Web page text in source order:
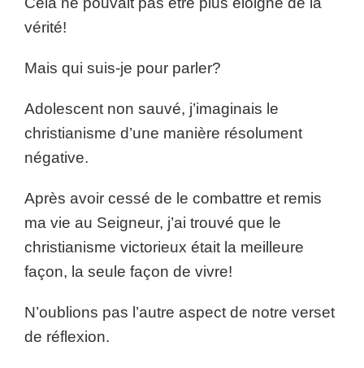
vérité!
Mais qui suis-je pour parler?
Adolescent non sauvé, j’imaginais le
christianisme d’une manière résolument
négative.
Après avoir cessé de le combattre et remis
ma vie au Seigneur, j’ai trouvé que le
christianisme victorieux était la meilleure
façon, la seule façon de vivre!
N’oublions pas l’autre aspect de notre verset
de réflexion.